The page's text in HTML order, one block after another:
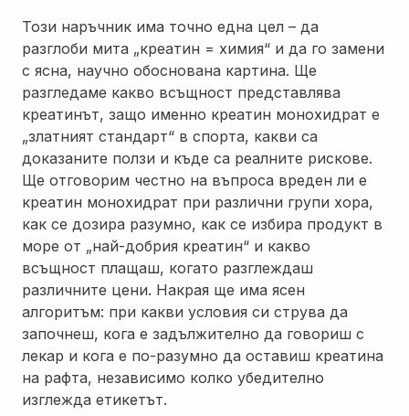
Този наръчник има точно една цел – да
разглоби мита „креатин = химия“ и да го замени
с ясна, научно обоснована картина. Ще
разгледаме какво всъщност представлява
креатинът, защо именно креатин монохидрат е
„златният стандарт“ в спорта, какви са
доказаните ползи и къде са реалните рискове.
Ще отговорим честно на въпроса вреден ли е
креатин монохидрат при различни групи хора,
как се дозира разумно, как се избира продукт в
море от „най-добрия креатин“ и какво
всъщност плащаш, когато разглеждаш
различните цени. Накрая ще има ясен
алгоритъм: при какви условия си струва да
започнеш, кога е задължително да говориш с
лекар и кога е по-разумно да оставиш креатина
на рафта, независимо колко убедително
изглежда етикетът.